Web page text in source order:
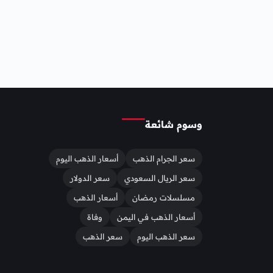
وسوم شائعة
سعر الجرام الذهب
أسعار الذهب اليوم
سعر الريال السعودي
سعر الدولار
مسلسلات رمضان
أسعار الذهب
أسعار الذهب في اليمن
وفاة
سعر الذهب اليوم
سعر الذهب